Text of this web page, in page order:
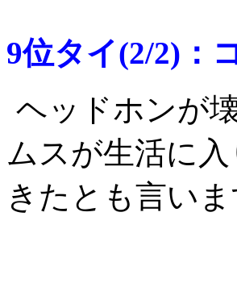
9位タイ(2/2)
ヘッドホンが
ムスが生活に
きたとも言いま